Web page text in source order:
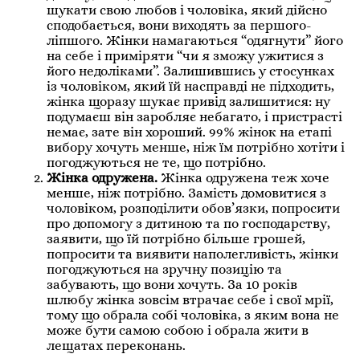
шукати свою любов і чоловіка, який дійсно
сподобається, вони виходять за першого-
ліпшого. Жінки намагаються “одягнути” його
на себе і приміряти “чи я зможу ужитися з
його недоліками”. Залишившись у стосунках
із чоловіком, який їй насправді не підходить,
жінка щоразу шукає привід залишитися: ну
подумаєш він заробляє небагато, і пристрасті
немає, зате він хороший. 99% жінок на етапі
вибору хочуть менше, ніж їм потрібно хотіти і
погоджуються не те, що потрібно.
Жінка одружена. Жінка одружена теж хоче
менше, ніж потрібно. Замість домовитися з
чоловіком, розподілити обов’язки, попросити
про допомогу з дитиною та по господарству,
заявити, що їй потрібно більше грошей,
попросити та виявити наполегливість, жінки
погоджуються на зручну позицію та
забувають, що вони хочуть. За 10 років
шлюбу жінка зовсім втрачає себе і свої мрії,
тому що обрала собі чоловіка, з яким вона не
може бути самою собою і обрала жити в
лещатах переконань.